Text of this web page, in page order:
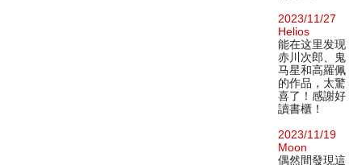
2023/11/27
Helios
能在这里发现
赤川次郎、鬼
马星和高羅佩
的作品，太驚
喜了！感謝好
讀書櫃！
2023/11/19
Moon
偶然間發現這